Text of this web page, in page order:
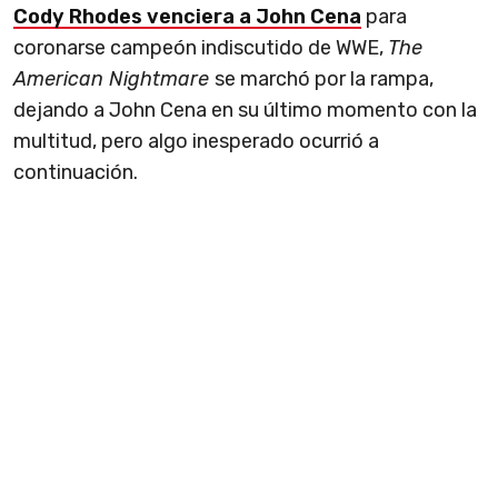
Cody Rhodes venciera a John Cena para
coronarse campeón indiscutido de WWE, The
American Nightmare se marchó por la rampa,
dejando a John Cena en su último momento con la
multitud, pero algo inesperado ocurrió a
continuación.